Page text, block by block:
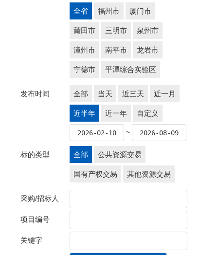
全省 福州市 厦门市
莆田市 三明市 泉州市
漳州市 南平市 龙岩市
宁德市 平潭综合实验区
发布时间 全部 当天 近三天 近一月
近半年 近一年 自定义
~
标的类型 全部 公共资源交易
国有产权交易 其他资源交易
采购/招标人
项目编号
关键字